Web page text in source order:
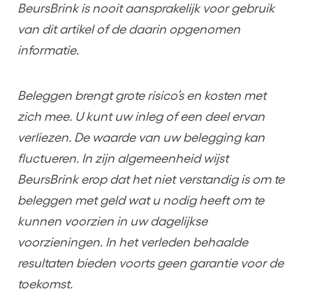
BeursBrink is nooit aansprakelijk voor gebruik
van dit artikel of de daarin opgenomen
informatie.
Beleggen brengt grote risico’s en kosten met
zich mee. U kunt uw inleg of een deel ervan
verliezen. De waarde van uw belegging kan
fluctueren. In zijn algemeenheid wijst
BeursBrink erop dat het niet verstandig is om te
beleggen met geld wat u nodig heeft om te
kunnen voorzien in uw dagelijkse
voorzieningen. In het verleden behaalde
resultaten bieden voorts geen garantie voor de
toekomst.